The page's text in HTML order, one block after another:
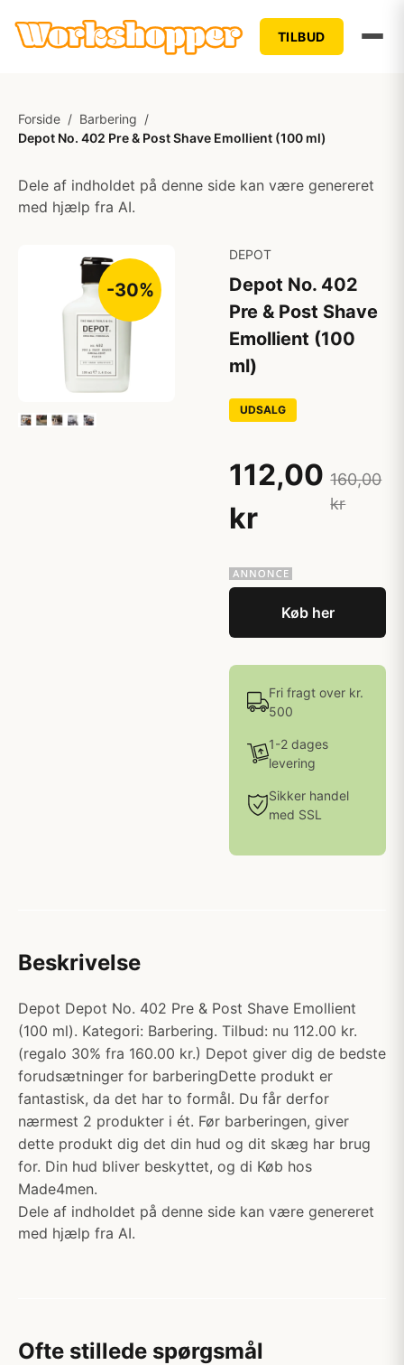
TILBUD
Forside / Barbering /
Depot No. 402 Pre & Post Shave Emollient (100 ml)
Dele af indholdet på denne side kan være genereret
med hjælp fra AI.
-30%
DEPOT
Depot No. 402
Pre & Post Shave
Emollient (100
ml)
UDSALG
112,00
kr
160,00
kr
Køb her
Fri fragt over kr.
500
1-2 dages
levering
Sikker handel
med SSL
Beskrivelse
Depot Depot No. 402 Pre & Post Shave Emollient
(100 ml). Kategori: Barbering. Tilbud: nu 112.00 kr.
(regalo 30% fra 160.00 kr.) Depot giver dig de bedste
forudsætninger for barberingDette produkt er
fantastisk, da det har to formål. Du får derfor
nærmest 2 produkter i ét. Før barberingen, giver
dette produkt dig det din hud og dit skæg har brug
for. Din hud bliver beskyttet, og di Køb hos
Made4men.
Dele af indholdet på denne side kan være genereret
med hjælp fra AI.
Ofte stillede spørgsmål